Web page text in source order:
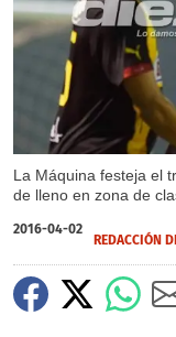
La Máquina festeja el
de lleno en zona de
2016-04-02
REDACCIÓN